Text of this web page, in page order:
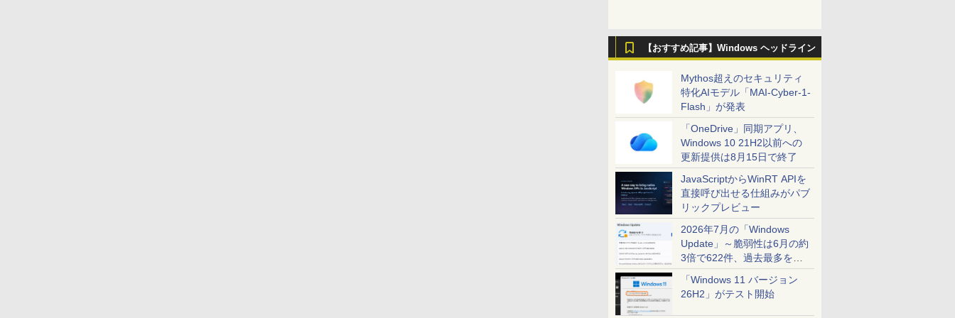
【おすすめ記事】Windows ヘッドライン
Mythos超えのセキュリティ
特化AIモデル「MAI-Cyber-1-
Flash」が発表
「OneDrive」同期アプリ、
Windows 10 21H2以前への
更新提供は8月15日で終了
JavaScriptからWinRT APIを
直接呼び出せる仕組みがパブ
リックプレビュー
2026年7月の「Windows
Update」～脆弱性は6月の約
3倍で622件、過去最多を大
幅に更新
「Windows 11 バージョン
26H2」がテスト開始